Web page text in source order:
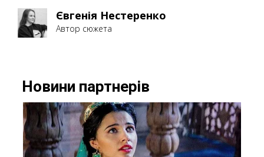
Євгенія Нестеренко
Автор сюжета